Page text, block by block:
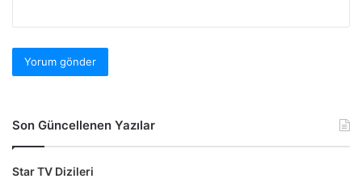
Son Güncellenen Yazılar
Star TV Dizileri